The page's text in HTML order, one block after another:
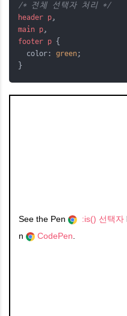
/* 전체 선택자 처리 */
header p,
main p,
footer p {
  color:
green ;
}
See the Pen :is() 선택자
n
CodePen.